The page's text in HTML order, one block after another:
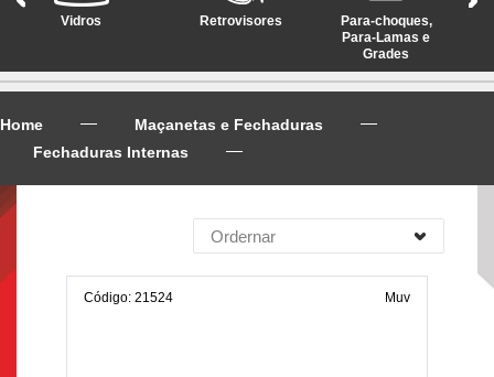
Vidros Retrovisores
Para-choques,
Para-Lamas e
Grades
Home
Maçanetas e Fechaduras
Fechaduras Internas
Ordernar
Código: 21524 Muv